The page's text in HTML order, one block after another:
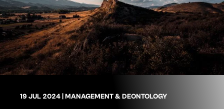
19 JUL 2024 MANAGEMENT & DEONTOLOGY